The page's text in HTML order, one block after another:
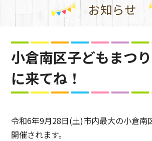
お知らせ
小倉南区子どもまつ
に来てね！
令和6年9月28日(土)市内最大の小倉南
開催されます。